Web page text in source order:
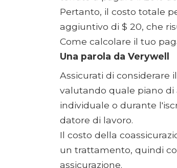
Pertanto, il costo totale
aggiuntivo di $ 20, che
Come calcolare il tuo
Una parola da Verywell
Assicurati di considerare
valutando quale piano di
individuale o durante
datore di lavoro.
Il costo della
un trattamento, quindi
assicurazione.